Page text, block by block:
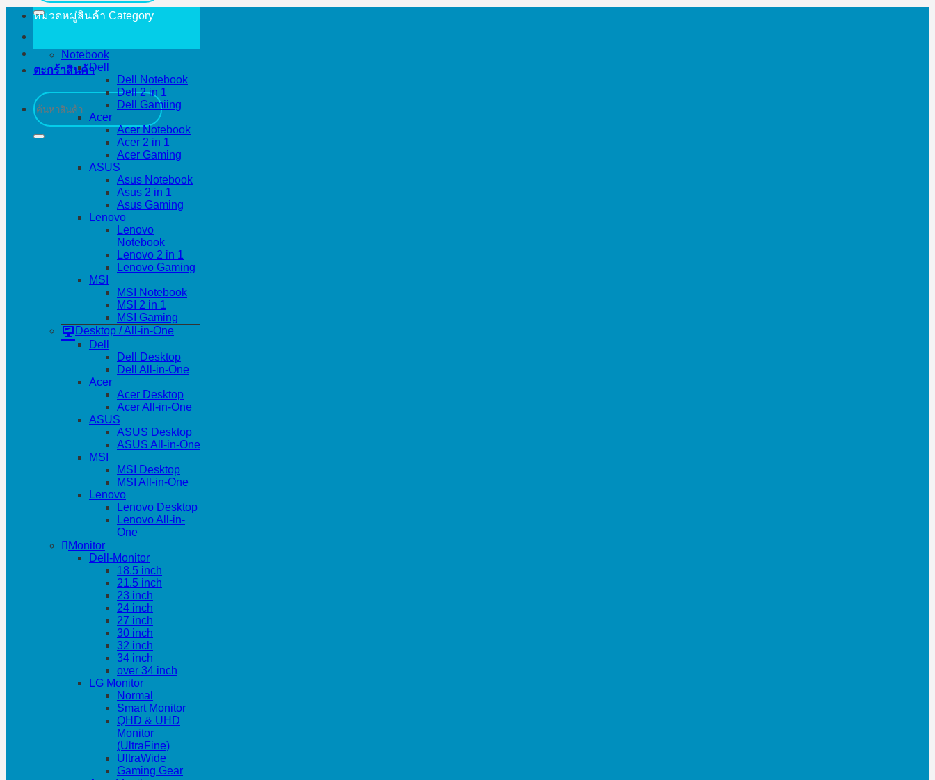
ตะกร้าสินค้า
ค้นหา:
หมวดหมู่สินค้า Category
Notebook
Dell
Dell Notebook
Dell 2 in 1
Dell Gamiing
Acer
Acer Notebook
Acer 2 in 1
Acer Gaming
ASUS
Asus Notebook
Asus 2 in 1
Asus Gaming
Lenovo
Lenovo
Notebook
Lenovo 2 in 1
Lenovo Gaming
MSI
MSI Notebook
MSI 2 in 1
MSI Gaming
Desktop / All-in-One
Dell
Dell Desktop
Dell All-in-One
Acer
Acer Desktop
Acer All-in-One
ASUS
ASUS Desktop
ASUS All-in-One
MSI
MSI Desktop
MSI All-in-One
Lenovo
Lenovo Desktop
Lenovo All-in-
One
Monitor
Dell-Monitor
18.5 inch
21.5 inch
23 inch
24 inch
27 inch
30 inch
32 inch
34 inch
over 34 inch
LG Monitor
Normal
Smart Monitor
QHD & UHD
Monitor
(UltraFine)
UltraWide
Gaming Gear